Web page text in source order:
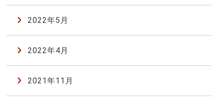
2022年5月
2022年4月
2021年11月